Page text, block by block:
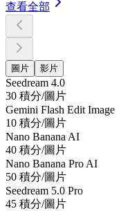
查看全部
圖片 影片
Seedream 4.0
30 積分/圖片
Gemini Flash Edit Image
10 積分/圖片
Nano Banana AI
40 積分/圖片
Nano Banana Pro AI
50 積分/圖片
Seedream 5.0 Pro
45 積分/圖片